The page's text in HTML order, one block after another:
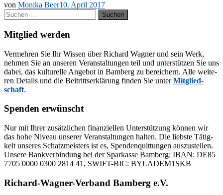
von Monika Beer10. April 2017
Suchen
nach:
Mitglied werden
Ver­meh­ren Sie Ihr Wis­sen über Ri­chard Wag­ner und sein Werk,
neh­men Sie an un­se­ren Ver­an­stal­tun­gen teil und un­ter­stüt­zen Sie uns
da­bei, das kul­tu­rel­le An­ge­bot in Bam­berg zu be­rei­chern. Alle wei­te­
ren De­tails und die Bei­tritts­er­klä­rung fin­den Sie un­terMit­glied­
schaft.
Spenden erwünscht
Nur mit Ih­rer zu­sätz­li­chen fi­nan­zi­el­len Un­ter­stüt­zung kön­nen wir
das hohe Ni­veau un­se­rer Ver­an­stal­tun­gen hal­ten. Die liebs­te Tä­tig­
keit un­se­res Schatz­meis­ters ist es, Spen­den­quit­tun­gen aus­zu­stel­len.
Un­se­re Bank­ver­bin­dung bei der Spar­kas­se Bam­berg: IBAN: DE85
7705 0000 0300 2814 41, SWIFT-BIC: BYLADEM1SKB
Richard-Wagner-Verband Bamberg e.V.